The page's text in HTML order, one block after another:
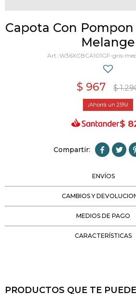
Capota Con
Melange
W36XCBCA101GF-gris-
$ 967 $
25
$
 
ENVÍOS
CAMBIOS Y
MEDIOS DE PAGO
CARACTERÍSTICAS
PRODUCTOS QUE TE